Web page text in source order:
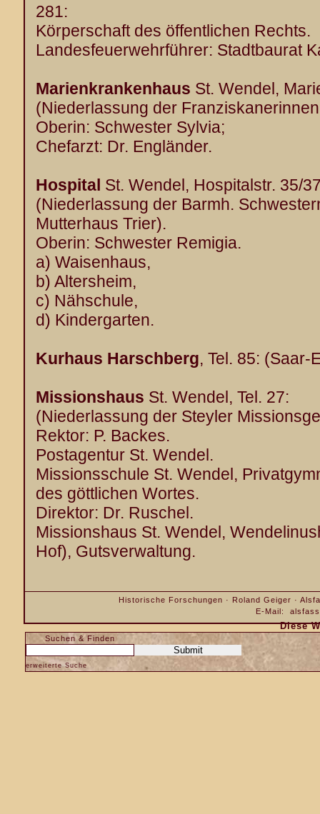
281:
Körperschaft des öffentlichen Rechts.
Landesfeuerwehrführer: Stadtbaurat
Marienkrankenhaus St. Wendel,
(Niederlassung der
Oberin: Schwester Sylvia;
Chefarzt: Dr. Engländer.
Hospital St. Wendel, Hospitalstr. 35/
(Niederlassung der Barmh.
Mutterhaus Trier).
Oberin: Schwester Remigia.
a) Waisenhaus,
b) Altersheim,
c) Nähschule,
d) Kindergarten.
Kurhaus Harschberg, Tel. 85: (Saar-
Missionshaus St. Wendel, Tel. 27:
(Niederlassung der Steyler
Rektor: P. Backes.
Postagentur St. Wendel.
Missionsschule St. Wendel,
des göttlichen Wortes.
Direktor: Dr. Ruschel.
Missionshaus St. Wendel,
Hof), Gutsverwaltung.
Historische Forschungen · Roland Geiger ·
E-Mail:
Diese
Suchen & Finden
erweiterte Suche